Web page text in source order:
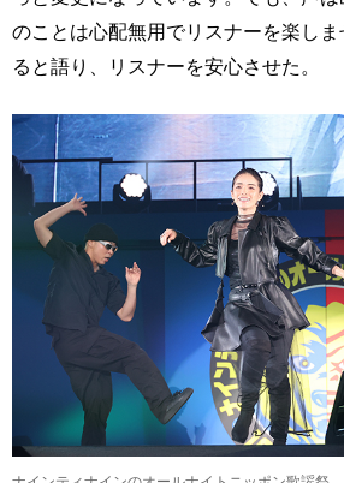
のことは心配無用でリスナーを楽し
ると語り、リスナーを安心させた。